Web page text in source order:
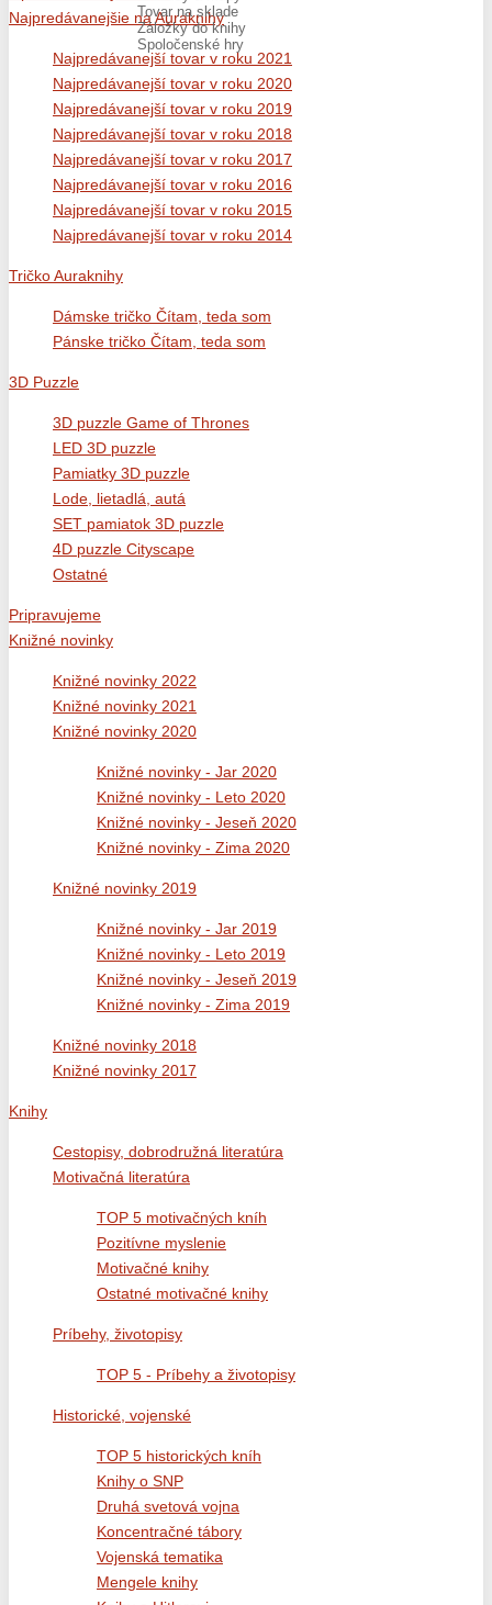
Tovar na sklade
Záložky do knihy
Spoločenské hry
Najpredávanejšie na Auraknihy
Najpredávanejší tovar v roku 2021
Najpredávanejší tovar v roku 2020
Najpredávanejší tovar v roku 2019
Najpredávanejší tovar v roku 2018
Najpredávanejší tovar v roku 2017
Najpredávanejší tovar v roku 2016
Najpredávanejší tovar v roku 2015
Najpredávanejší tovar v roku 2014
Tričko Auraknihy
Dámske tričko Čítam, teda som
Pánske tričko Čítam, teda som
3D Puzzle
3D puzzle Game of Thrones
LED 3D puzzle
Pamiatky 3D puzzle
Lode, lietadlá, autá
SET pamiatok 3D puzzle
4D puzzle Cityscape
Ostatné
Pripravujeme
Knižné novinky
Knižné novinky 2022
Knižné novinky 2021
Knižné novinky 2020
Knižné novinky - Jar 2020
Knižné novinky - Leto 2020
Knižné novinky - Jeseň 2020
Knižné novinky - Zima 2020
Knižné novinky 2019
Knižné novinky - Jar 2019
Knižné novinky - Leto 2019
Knižné novinky - Jeseň 2019
Knižné novinky - Zima 2019
Knižné novinky 2018
Knižné novinky 2017
Knihy
Cestopisy, dobrodružná literatúra
Motivačná literatúra
TOP 5 motivačných kníh
Pozitívne myslenie
Motivačné knihy
Ostatné motivačné knihy
Príbehy, životopisy
TOP 5 - Príbehy a životopisy
Historické, vojenské
TOP 5 historických kníh
Knihy o SNP
Druhá svetová vojna
Koncentračné tábory
Vojenská tematika
Mengele knihy